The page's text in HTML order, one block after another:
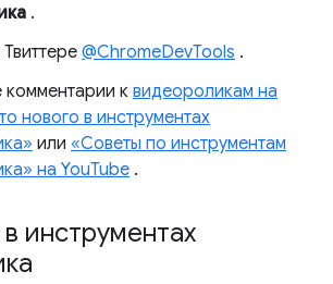
.
@ChromeDevTools .
комментарии к видеороликам на
нового в инструментах
или «Советы по инструментам
на YouTube .
инструментах